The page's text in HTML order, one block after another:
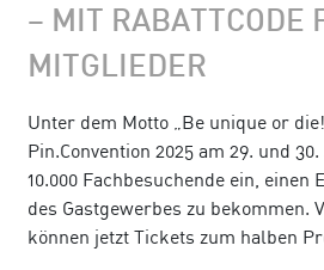
– MIT RABATTCODE
MITGLIEDER
Unter dem Motto „Be unique or
Pin.Convention 2025 am 29. und
10.000 Fachbesuchende ein,
des Gastgewerbes zu bekommen.
können jetzt Tickets zum halben